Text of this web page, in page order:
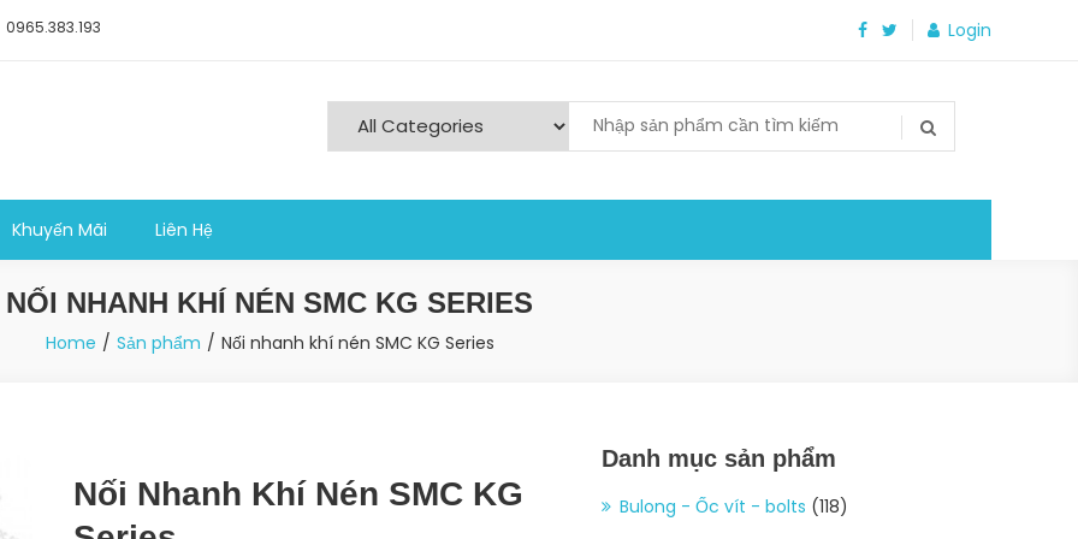
0965.383.193 Login
Khuyến Mãi Liên Hệ
NỐI NHANH KHÍ NÉN SMC KG SERIES
Home Sản phẩm Nối nhanh khí nén SMC KG Series
Nối Nhanh Khí Nén SMC KG
Danh mục sản phẩm
Bulong - Ốc vít - bolts (118)